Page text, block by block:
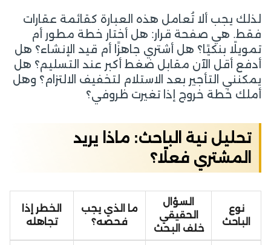
لذلك يجب ألا تُعامل هذه العبارة كقائمة عقارات
فقط. هي صفحة قرار: هل أختار خطة مطور أم
تمويلًا بنكيًا؟ هل أشتري جاهزًا أم قيد الإنشاء؟ هل
أدفع أقل الآن مقابل ضغط أكبر عند التسليم؟ هل
يمكنني التأجير بعد الاستلام لتخفيف الالتزام؟ وهل
أملك خطة خروج إذا تغيرت ظروفي؟
تحليل نية الباحث: ماذا يريد
المشتري فعلًا؟
نوع
الباحث
السؤال
الحقيقي
خلف البحث
ما الذي يجب
فحصه؟
الخطر إذا
تجاهله